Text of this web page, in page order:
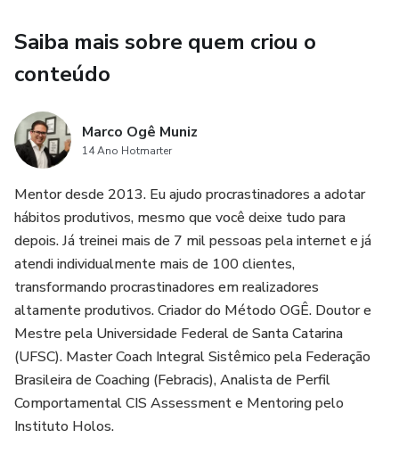
Se você fizer a ação errada (ou pior, não fizer nada), sua vida
estará em apuros e fadada a virar estatística mais cedo do
que você gostaria.
A formação dos hábitos certos é a chave para uma vida
produtiva e recompensadora
Você precisa de uma rotina que dá resultados, com uma
estrutura que conduza você a fazer o que precisa ser feito
independentemente da sua vontade ou motivação.
Isso é o que chamamos de MÉTODO OGÊ.
Mesmo se você já tiver uma rotina produtiva ou já estiver
fazendo o que precisa ser feito para alcançar o que você
quer…
Você saberá como aumentar ainda mais sua produtividade,
Saiba mais sobre quem criou o
conteúdo
Marco Ogê Muniz
14 Ano Hotmarter
Mentor desde 2013. Eu ajudo procrastinadores a adotar
hábitos produtivos, mesmo que você deixe tudo para
depois. Já treinei mais de 7 mil pessoas pela internet e já
atendi individualmente mais de 100 clientes,
transformando procrastinadores em realizadores
altamente produtivos. Criador do Método OGÊ. Doutor e
Mestre pela Universidade Federal de Santa Catarina
(UFSC). Master Coach Integral Sistêmico pela Federação
Brasileira de Coaching (Febracis), Analista de Perfil
Comportamental CIS Assessment e Mentoring pelo
Instituto Holos.